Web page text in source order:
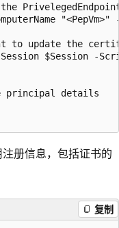
to update the
-Session
principal details
册信息，包括证书的
复制